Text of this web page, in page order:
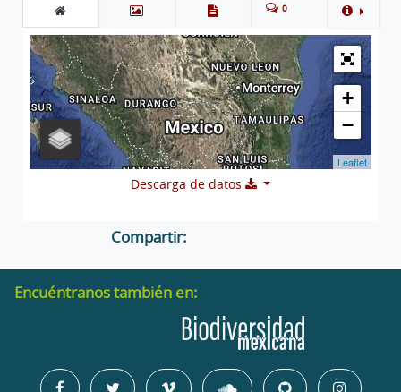
0
+
−
Leaflet
Descarga de datos
Compartir:
Encuéntranos también en: